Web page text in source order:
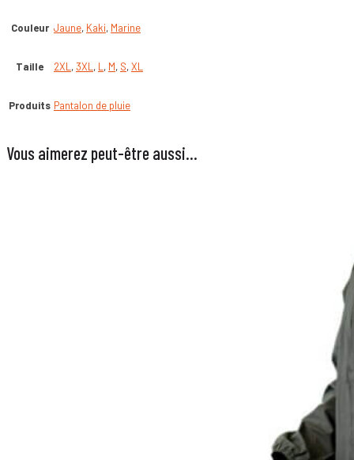
Couleur Jaune, Kaki, Marine
Taille 2XL ,3XL , L , M, S,XL
Produits Pantalon de pluie
Vous aimerez peut-être aussi…